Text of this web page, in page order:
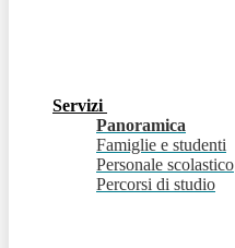
Servizi
Panoramica
Famiglie e studenti
Personale scolastico
Percorsi di studio